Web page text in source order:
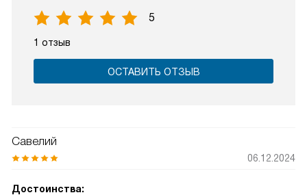
5
1 отзыв
ОСТАВИТЬ ОТЗЫВ
Савелий
06.12.2024
Достоинства: